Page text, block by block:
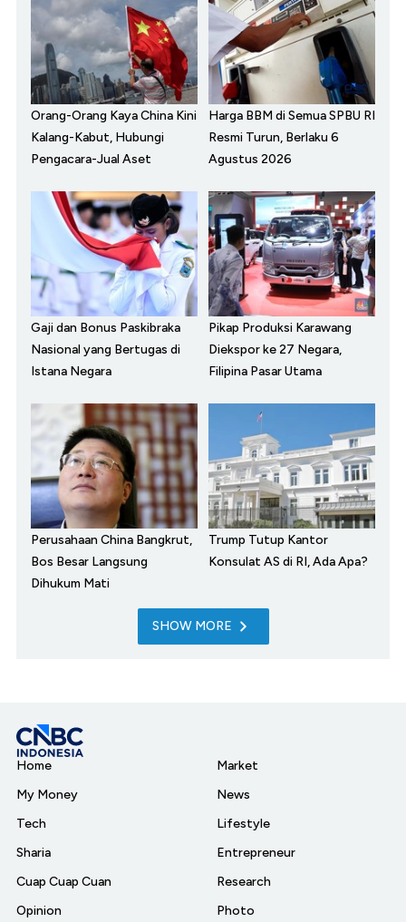
Orang-Orang Kaya China Kini
Kalang-Kabut, Hubungi
Pengacara-Jual Aset
Harga BBM di Semua SPBU RI
Resmi Turun, Berlaku 6
Agustus 2026
Gaji dan Bonus Paskibraka
Nasional yang Bertugas di
Istana Negara
Pikap Produksi Karawang
Diekspor ke 27 Negara,
Filipina Pasar Utama
Perusahaan China Bangkrut,
Bos Besar Langsung
Dihukum Mati
Trump Tutup Kantor
Konsulat AS di RI, Ada Apa?
SHOW MORE
Home
My Money
Tech
Sharia
Cuap Cuap Cuan
Opinion
Market
News
Lifestyle
Entrepreneur
Research
Photo